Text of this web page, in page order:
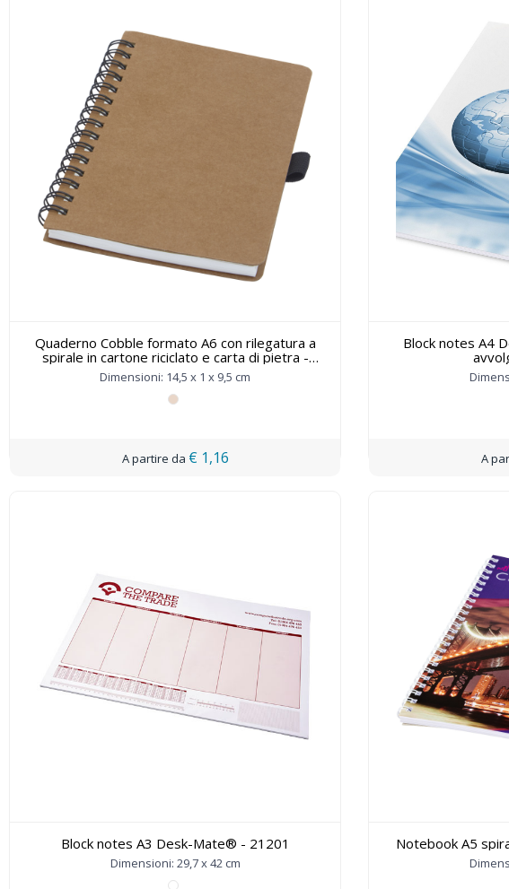
Quaderno Cobble formato A6 con rilegatura a
spirale in cartone riciclato e carta di pietra -
107733
Dimensioni: 14,5 x 1 x 9,5 cm
€ 1,16
Block notes A4
Block notes A3 Desk-Mate® - 21201
Dimensioni: 29,7 x 42 cm
Notebook A5